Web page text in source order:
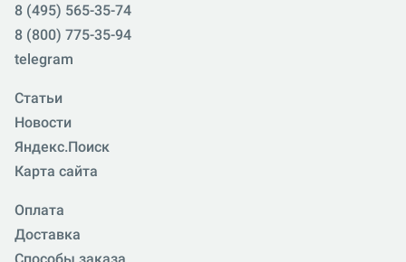
8 (495) 565-35-74
8 (800) 775-35-94
telegram
Статьи
Новости
Яндекс.Поиск
Карта сайта
Оплата
Доставка
Способы заказа